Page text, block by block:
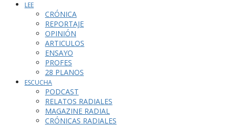
LEE
CRÓNICA
REPORTAJE
OPINIÓN
ARTICULOS
ENSAYO
PROFES
28 PLANOS
ESCUCHA
PODCAST
RELATOS RADIALES
MAGAZINE RADIAL
CRÓNICAS RADIALES